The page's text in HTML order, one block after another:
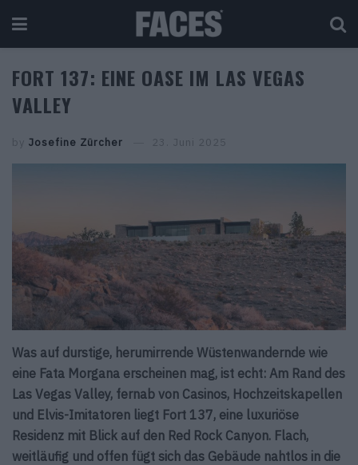
FORT 137: EINE OASE IM LAS VEGAS
VALLEY
by Josefine Zürcher 23. Juni 2025
Was auf durstige, herumirrende Wüstenwandernde wie
eine Fata Morgana erscheinen mag, ist echt: Am Rand des
Las Vegas Valley, fernab von Casinos, Hochzeitskapellen
und Elvis-Imitatoren liegt Fort 137, eine luxuriöse
Residenz mit Blick auf den Red Rock Canyon. Flach,
weitläufig und offen fügt sich das Gebäude nahtlos in die